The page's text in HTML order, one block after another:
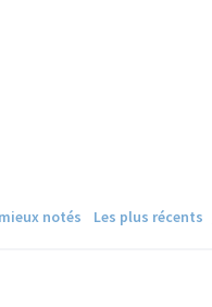
notés Les plus récents